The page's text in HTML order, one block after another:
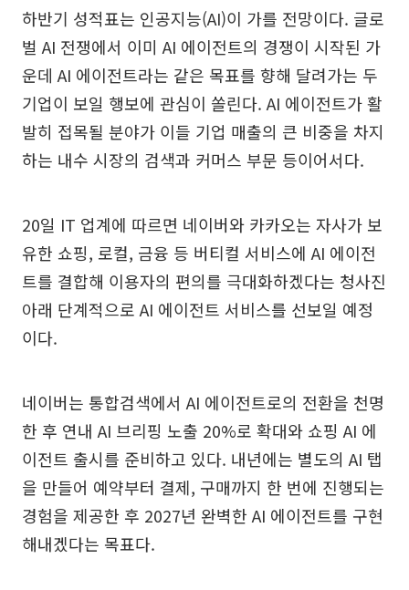
하반기 성적표는 인공지능(AI)이 가를 전망이다. 글로
벌 AI 전쟁에서 이미 AI 에이전트의 경쟁이 시작된 가
운데 AI 에이전트라는 같은 목표를 향해 달려가는 두
기업이 보일 행보에 관심이 쏠린다. AI 에이전트가 활
발히 접목될 분야가 이들 기업 매출의 큰 비중을 차지
하는 내수 시장의 검색과 커머스 부문 등이어서다.
20일 IT 업계에 따르면 네이버와 카카오는 자사가 보
유한 쇼핑, 로컬, 금융 등 버티컬 서비스에 AI 에이전
트를 결합해 이용자의 편의를 극대화하겠다는 청사진
아래 단계적으로 AI 에이전트 서비스를 선보일 예정
이다.
네이버는 통합검색에서 AI 에이전트로의 전환을 천명
한 후 연내 AI 브리핑 노출 20%로 확대와 쇼핑 AI 에
이전트 출시를 준비하고 있다. 내년에는 별도의 AI 탭
을 만들어 예약부터 결제, 구매까지 한 번에 진행되는
경험을 제공한 후 2027년 완벽한 AI 에이전트를 구현
해내겠다는 목표다.